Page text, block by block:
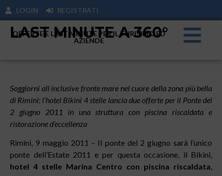
LOGIN REGISTRATI
LAST MINUTE A 360°
OFFERTE E LAST MINUTE PER IL TURISIMO ED
AZIENDE
Soggiorni all inclusive fronte mare nel cuore della zona più bella
di Rimini: l’hotel Bikini 4 stelle lancia due offerte per il Ponte del
2 giugno 2011 in una struttura con piscina riscaldata e
ristorazione d’eccellenza
Rimini, 9 maggio 2011 – Il ponte del 2 giugno sarà l’unico
ponte dell’Estate 2011 e per questa occasione, il Bikini,
hotel 4 stelle Marina Centro con piscina riscaldata,